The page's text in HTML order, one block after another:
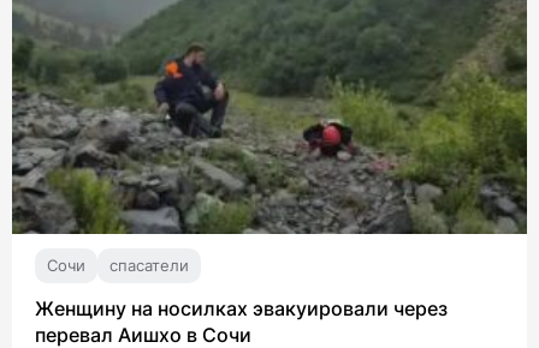
Сочи спасатели
Женщину на носилках эвакуировали через
перевал Аишхо в Сочи